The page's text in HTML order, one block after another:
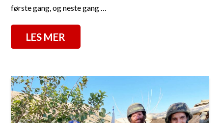
første gang, og neste gang …
LES MER